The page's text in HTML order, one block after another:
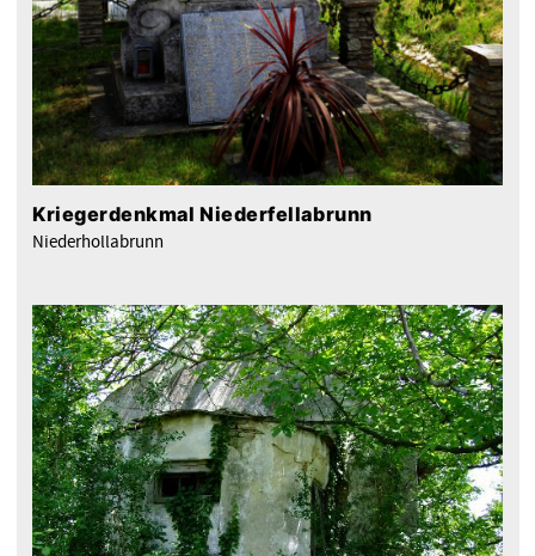
Kriegerdenkmal Niederfellabrunn
Niederhollabrunn